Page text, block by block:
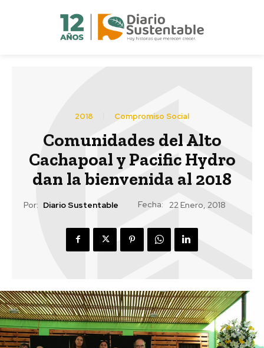
2018 Compromiso Social
Comunidades del Alto
Cachapoal y Pacific Hydro
dan la bienvenida al 2018
Por: Diario Sustentable Fecha: 22 Enero, 2018